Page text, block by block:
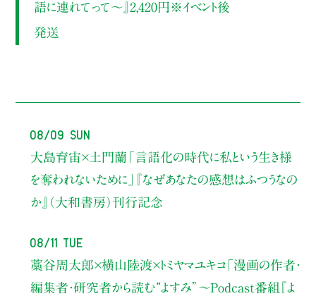
語に連れてって〜』2,420円※イベント後
発送
08/09 Sun
大島育宙×土門蘭 「言語化の時代に私という生き様
を奪われないために」
『なぜあなたの感想はふつうなの
か』（大和書房）刊行記念
08/11 Tue
藁谷周太郎×横山陸渡×トミヤマユキコ「漫画の作者・
編集者・研究者から読む“よすみ” 〜Podcast番組『よ